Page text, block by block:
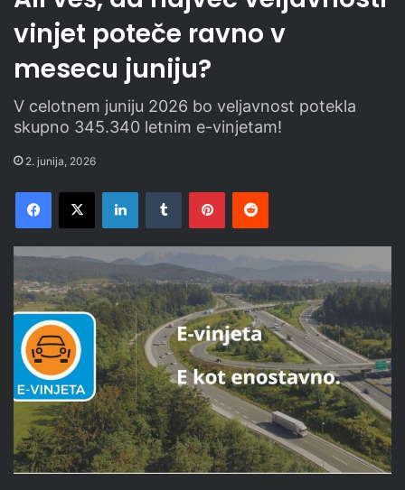
vinjet poteče ravno v
mesecu juniju?
V celotnem juniju 2026 bo veljavnost potekla
skupno 345.340 letnim e-vinjetam!
2. junija, 2026
Facebook
X LinkedInTumblr PinterestReddit